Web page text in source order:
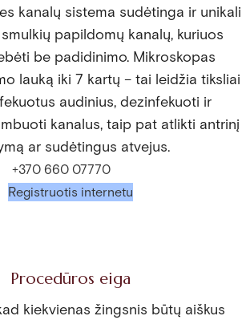
kanalų sistema sudėtinga ir unikali
papildomų kanalų, kuriuos
be padidinimo. Mikroskopas
lauką iki 7 kartų – tai leidžia tiksliai
audinius, dezinfekuoti ir
kanalus, taip pat atlikti antrinį
ar sudėtingus atvejus.
+370 660 07770
Registruotis internetu
Procedūros eiga
kiekvienas žingsnis būtų aiškus